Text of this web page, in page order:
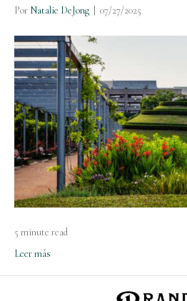
Por Natalie DeJong 07/27/2025
5 minute read
Leer más